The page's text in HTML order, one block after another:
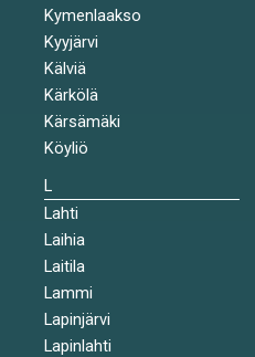
Kymenlaakso
Kyyjärvi
Kälviä
Kärkölä
Kärsämäki
Köyliö
L
Lahti
Laihia
Laitila
Lammi
Lapinjärvi
Lapinlahti